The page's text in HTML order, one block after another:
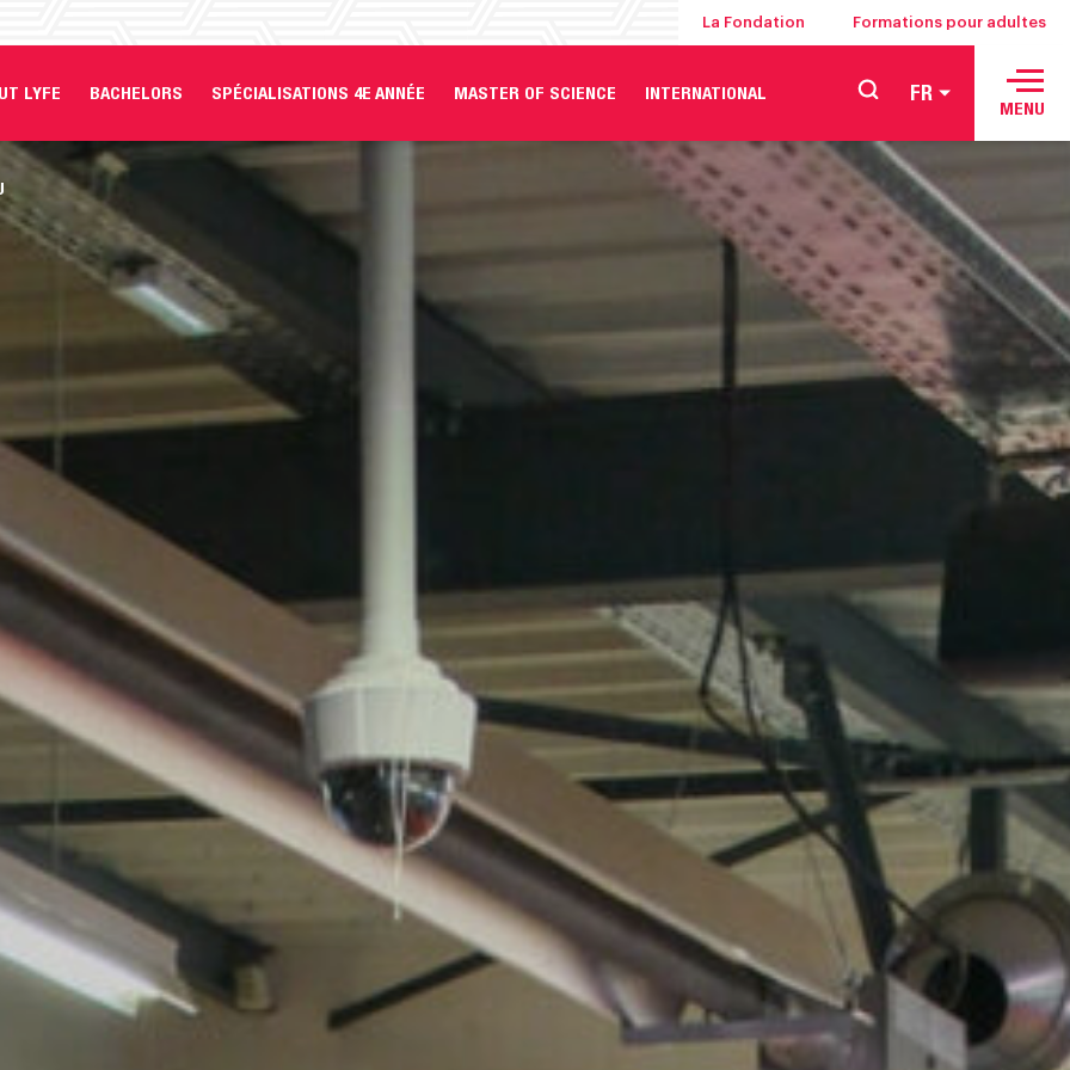
La Fondation Formations pour adultes
LYFE BACHELORS SPÉCIALISATIONS 4E ANNÉE MASTER OF SCIENCE INTERNATIONAL FR
MENU